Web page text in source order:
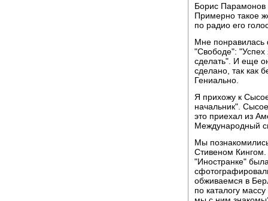
Борис Парамонов
Примерно такое
по радио его
Мне
"Свободе": "Успех
сделать". И еще
сделано, так как
Гениально.
Я прихожу к
начальник".
это приехал из
Международный
Мы
Стивеном
"Иностранке"
обживаемся в
по каталогу